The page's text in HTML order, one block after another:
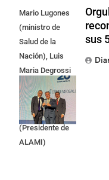
Mario Lugones
(ministro de
Salud de la
Nación), Luis
Maria Degrossi
(Presidente de
Apres Salud) y
Cristian Mazza
(Presidente de
ALAMI)
sus